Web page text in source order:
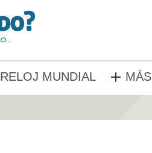
RELOJ MUNDIAL MÁS